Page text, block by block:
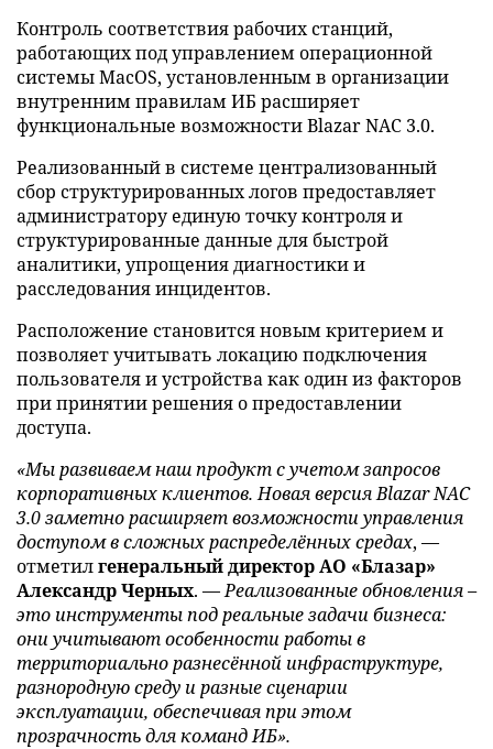
Контроль соответствия рабочих станций,
работающих под управлением операционной
системы MacOS, установленным в организации
внутренним правилам ИБ расширяет
функциональные возможности Blazar NAC 3.0.
Реализованный в системе централизованный
сбор структурированных логов предоставляет
администратору единую точку контроля и
структурированные данные для быстрой
аналитики, упрощения диагностики и
расследования инцидентов.
Расположение становится новым критерием и
позволяет учитывать локацию подключения
пользователя и устройства как один из факторов
при принятии решения о предоставлении
доступа.
«Мы развиваем наш продукт с учетом запросов
корпоративных клиентов. Новая версия Blazar NAC
3.0 заметно расширяет возможности управления
доступом в сложных распределённых средах, —
отметилгенеральный директор АО «Блазар»
Александр Черных. —Реализованные обновления –
это инструменты под реальные задачи бизнеса:
они учитывают особенности работы в
территориально разнесённой инфраструктуре,
разнородную среду и разные сценарии
эксплуатации, обеспечивая при этом
прозрачность для команд ИБ».